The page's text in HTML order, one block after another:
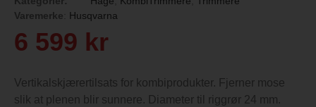
Varemerke
Husqvarna
6 599 kr
Vertikalskjærertilsats for kombiprodukter. Fjerner mose
slik at plenen blir sunnere. Diameter til riggrør 24 mm.